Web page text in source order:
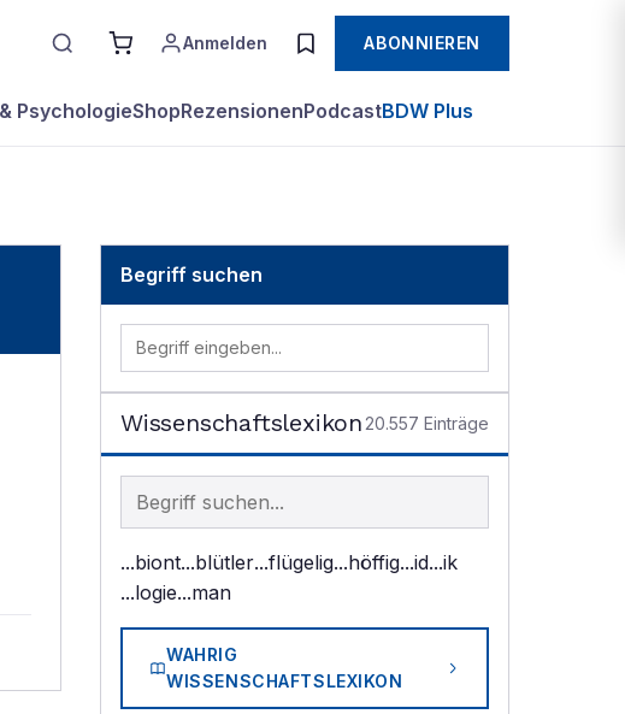
Anmelden ABONNIEREN
PsychologieShopRezensionenPodcastBDW Plus
Begriff suchen
Wissenschaftslexikon 20.557 Einträge
Begriff im Lexikon suchen
...biont...blütler...flügelig...höffig...id...ik
...logie...man
WAHRIG
WISSENSCHAFTSLEXIKON